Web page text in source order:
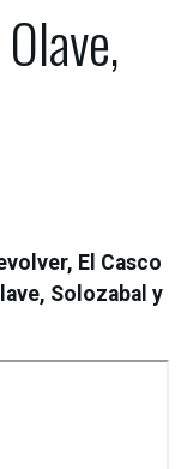
El Casco
Solozabal y